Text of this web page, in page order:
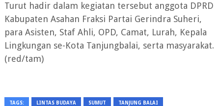
Turut hadir dalam kegiatan tersebut anggota DPRD
Kabupaten Asahan Fraksi Partai Gerindra Suheri,
para Asisten, Staf Ahli, OPD, Camat, Lurah, Kepala
Lingkungan se-Kota Tanjungbalai, serta masyarakat.
(red/tam)
TAGS: LINTAS BUDAYA SUMUT TANJUNG BALAI